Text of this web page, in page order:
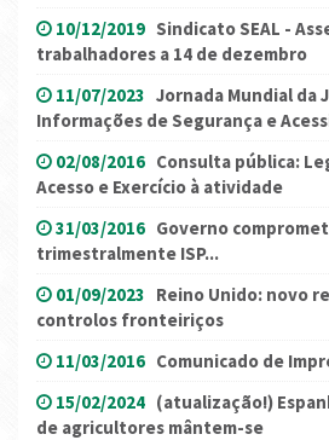
10/12/2019 Sindicato SEAL -
trabalhadores a 14 de dezembro
11/07/2023 Jornada Mundial da
Informações de Segurança e
02/08/2016 Consulta pública:
Acesso e Exercício à atividade
31/03/2016 Governo
trimestralmente ISP...
01/09/2023 Reino Unido: novo
controlos fronteiriços
11/03/2016 Comunicado de
15/02/2024 (atualização!)
de agricultores mântem-se